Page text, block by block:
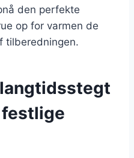
den perfekte
op for varmen de
tilberedningen.